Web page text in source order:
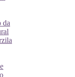
da